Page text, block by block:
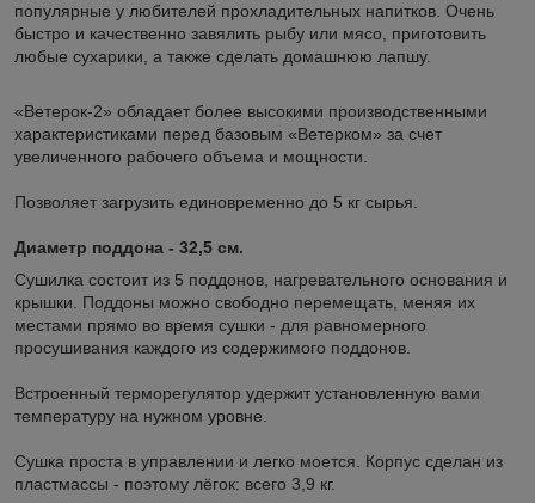
популярные у любителей прохладительных напитков. Очень
быстро и качественно завялить рыбу или мясо, приготовить
любые сухарики, а также сделать домашнюю лапшу.
«Ветерок-2» обладает более высокими производственными
характеристиками перед базовым «Ветерком» за счет
увеличенного рабочего объема и мощности.
Позволяет загрузить единовременно до 5 кг сырья.
Диаметр поддона - 32,5 см.
Сушилка состоит из 5 поддонов, нагревательного основания и
крышки. Поддоны можно свободно перемещать, меняя их
местами прямо во время сушки - для равномерного
просушивания каждого из содержимого поддонов.
Встроенный терморегулятор удержит установленную вами
температуру на нужном уровне.
Сушка проста в управлении и легко моется. Корпус сделан из
пластмассы - поэтому лёгок: всего 3,9 кг.